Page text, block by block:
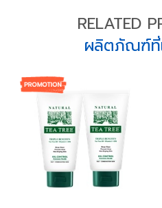
RELATED
ผลิตภัณฑ์ที่